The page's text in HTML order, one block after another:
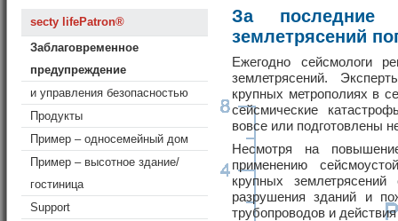
secty lifePatron®
Заблаговременное
предупреждение
и управления безопасностью
Продукты
Пример – односемейный дом
Пример – высотное здание/
гостиница
Support
За последние
землетрясений
Ежегодно сейсмологи
землетрясений.
крупных метрополиях в
сейсмические
вовсе или подготовлены
Несмотря на
применению
крупных
разрушения зданий и
трубопроводов и